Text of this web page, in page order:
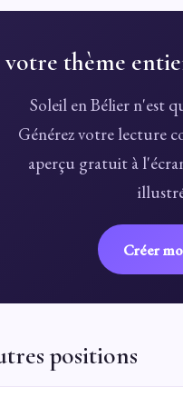
votre thème
Soleil en Bélier n'est
Générez votre lecture
aperçu gratuit à
Créer
positions